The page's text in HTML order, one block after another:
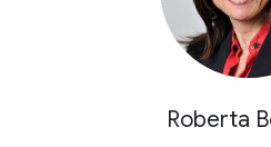
Roberta